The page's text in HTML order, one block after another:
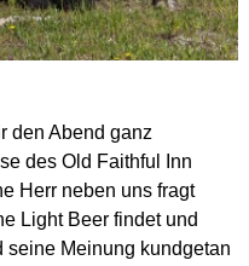
den Abend ganz
des Old Faithful Inn
Herr neben uns fragt
Light Beer findet und
seine Meinung kundgetan